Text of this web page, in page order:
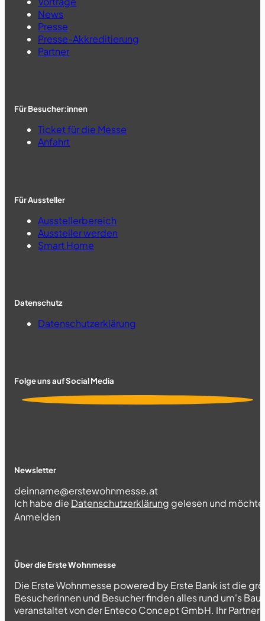
News
Presse
Presse-Akkreditierung
Partner
Für Besucher:innen
Ticket für die Messe
Anfahrt
Für Aussteller
Ausstellerbereich
Aussteller werden
Smart Home
Datenschutz
Datenschutzerklärung
Folge uns auf Social Media
Newsletter
Section
Ich habe die Datenschutzerklärung gelesen und
Abschnitt
Anmelden
Über die Erste Wohnmesse
Die Erste Wohnmesse powered by Erste Bank ist die
Besucherinnen und Besucher finden alles rund um's
veranstaltet von der Enteco Concept GmbH. Ihr Partner